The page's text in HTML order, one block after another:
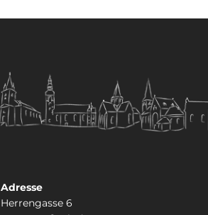
Adresse
Herrengasse 6